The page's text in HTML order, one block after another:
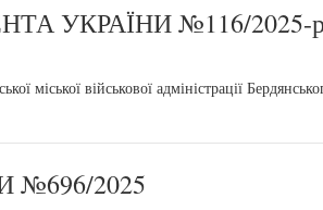
УКРАЇНИ №116/2025-
міської військової адміністрації
№696/2025